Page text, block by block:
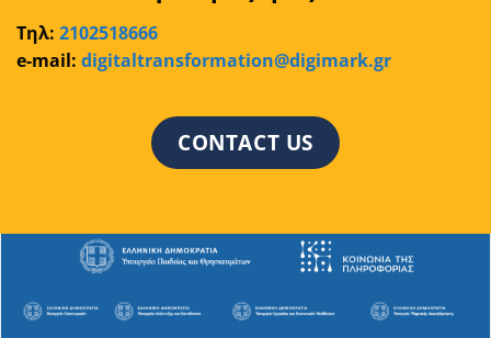
Τηλ: 2102518666
e-mail: digitaltransformation@digimark.gr
CONTACT US